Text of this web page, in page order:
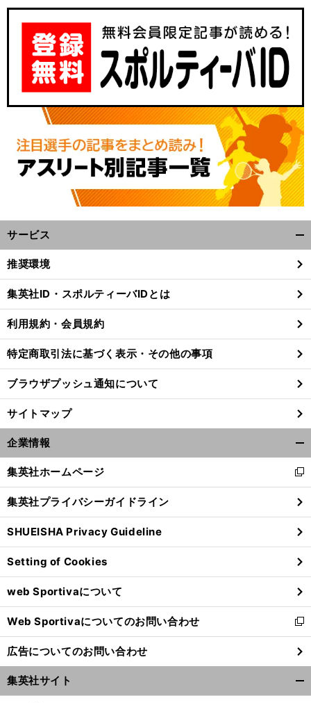
前
へ
サービス
閉
る
推奨環境
集英社ID・スポルティーバIDとは
利用規約・会員規約
特定商取引法に基づく表示・その他の事項
ブラウザプッシュ通知について
サイトマップ
企業情報
閉
る
集英社ホームページ
新
し
い
ウ
ィ
ン
ド
ウ
で
開
く
集英社プライバシーガイドライン
SHUEISHA Privacy Guideline
Setting of Cookies
web Sportivaについて
Web Sportivaについてのお問い合わせ
新
し
い
ウ
ィ
ン
広告についてのお問い合わせ
集英社サイト